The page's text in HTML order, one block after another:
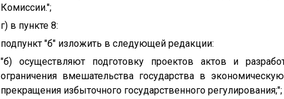
Комиссии.";
г) в пункте 8:
подпункт "б" изложить в следующей редакции:
"б) осуществляют подготовку проектов актов и
ограничения вмешательства государства в
прекращения избыточного государственного регулирования;";